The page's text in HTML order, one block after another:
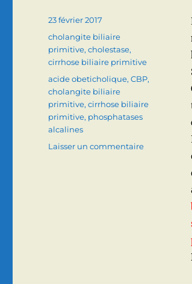
Publié
le
23 février 2017
Catégories
cholangite biliaire
primitive,cholestase,
cirrhose biliaire primitive
Étiquettes
acide obeticholique,CBP,
cholangite biliaire
primitive,cirrhose biliaire
primitive, phosphatases
alcalines
Laisser un commentairesur